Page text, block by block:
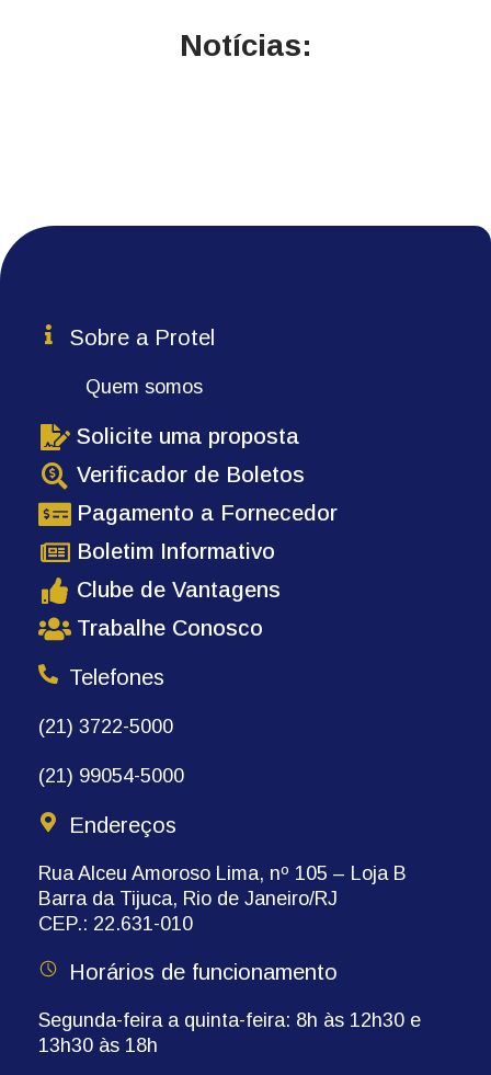
Notícias:
Sobre a Protel
Quem somos
Solicite uma proposta
Verificador de Boletos
Pagamento a Fornecedor
Boletim Informativo
Clube de Vantagens
Trabalhe Conosco
Telefones
(21) 3722-5000
(21) 99054-5000
Endereços
Rua Alceu Amoroso Lima, nº 105 – Loja B
Barra da Tijuca, Rio de Janeiro/RJ
CEP.: 22.631-010
Horários de funcionamento
Segunda-feira a quinta-feira: 8h às 12h30 e
13h30 às 18h